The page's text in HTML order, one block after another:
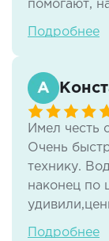
помогают,
перевозок,
Виктории -
приятно
Подробнее
Имел честь
Очень
технику.
наконец по
был выше в
Подробнее